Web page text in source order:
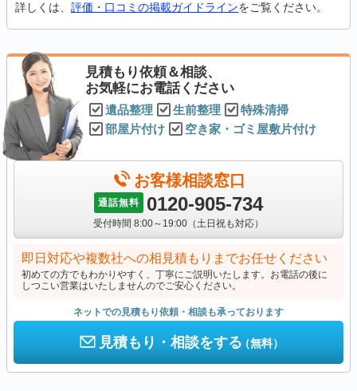
詳しくは、 評価・口コミの掲載ガイドラインをご覧ください。
見積もり依頼＆相談、
お気軽にお電話ください
遺品整理 生前整理
特殊清掃
部屋片付け
空き家・ゴミ屋敷片付け
お客様相談窓口
通話無料 0120-905-734
受付時間 8:00～19:00（土日祝も対応）
即日対応や複数社への相見積もりまでお任せください
初めての方でもわかりやすく、丁寧にご説明いたします。お電話の後に
しつこい営業はいたしませんのでご安心ください。
ネットでの見積もり依頼・相談も承っております
見積もり・相談をする（無料）